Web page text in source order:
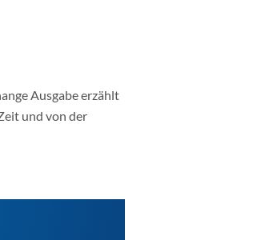
Ausgabe erzählt
und von der